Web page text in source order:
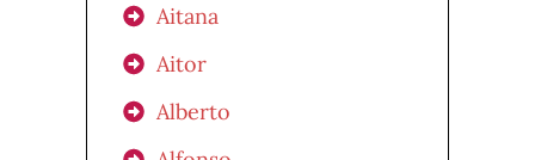
Aitana
Aitor
Alberto